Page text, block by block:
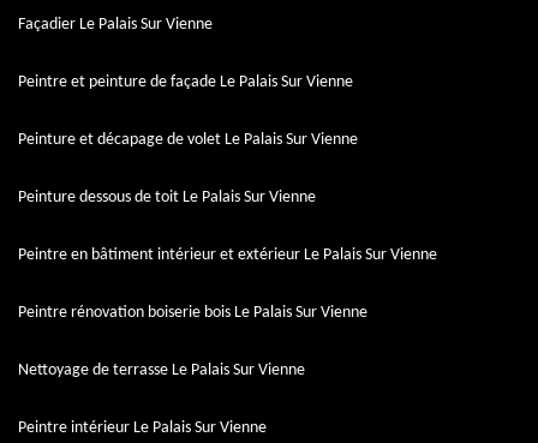
Façadier Le Palais Sur Vienne
Peintre et peinture de façade Le Palais Sur Vienne
Peinture et décapage de volet Le Palais Sur Vienne
Peinture dessous de toit Le Palais Sur Vienne
Peintre en bâtiment intérieur et extérieur Le Palais Sur Vienne
Peintre rénovation boiserie bois Le Palais Sur Vienne
Nettoyage de terrasse Le Palais Sur Vienne
Peintre intérieur Le Palais Sur Vienne